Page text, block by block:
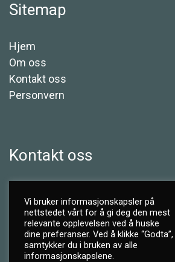
Sitemap
Hjem
Om oss
Kontakt oss
Personvern
Kontakt oss
Vi bruker informasjonskapsler på
nettstedet vårt for å gi deg den mest
relevante opplevelsen ved å huske
dine preferanser. Ved å klikke “Godta”,
samtykker du i bruken av alle
informasjonskapslene.